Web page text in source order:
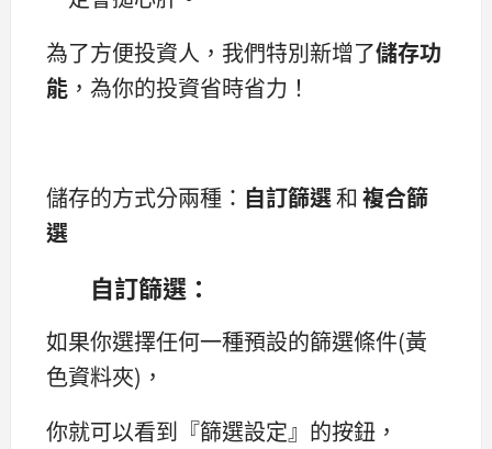
為了方便投資人，我們特別新增了儲存功
能 ，為你的投資省時省力！
儲存的方式分兩種： 自訂篩選和 複合篩
選
自訂篩選：
如果你選擇任何一種預設的篩選條件(黃
色資料夾)，
你就可以看到『篩選設定』的按鈕，